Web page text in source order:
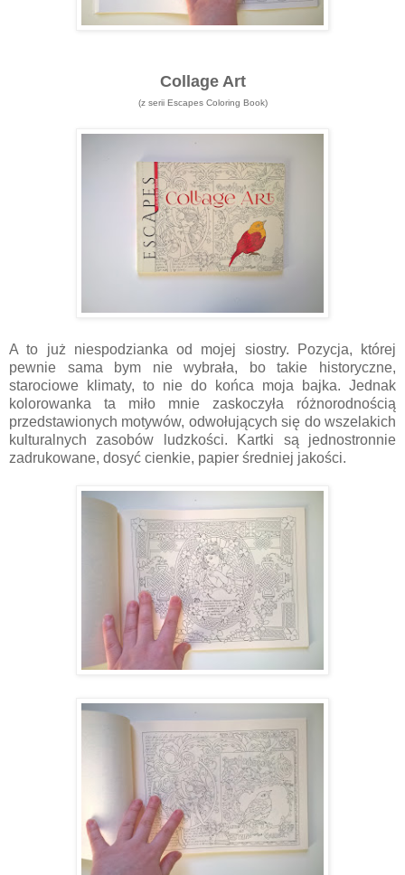
Collage Art
(z serii Escapes Coloring Book)
A to już niespodzianka od mojej siostry. Pozycja, której
pewnie sama bym nie wybrała, bo takie historyczne,
starociowe klimaty, to nie do końca moja bajka. Jednak
kolorowanka ta miło mnie zaskoczyła różnorodnością
przedstawionych motywów, odwołujących się do wszelakich
kulturalnych zasobów ludzkości. Kartki są jednostronnie
zadrukowane, dosyć cienkie, papier średniej jakości.